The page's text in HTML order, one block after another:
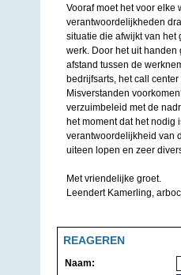
Vooraf moet het voor elke
verantwoordelijkheden
situatie die afwijkt van het
werk. Door het uit
afstand tussen de
bedrijfsarts, het call
Misverstanden
verzuimbeleid met de
het moment dat het nodig
verantwoordelijkheid van
uiteen lopen en zeer
Met vriendelijke groet.
Leendert Kamerling,
REAGEREN
Naam: